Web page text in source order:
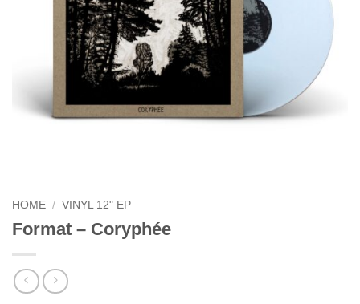
HOME / VINYL 12" EP
Format – Coryphée